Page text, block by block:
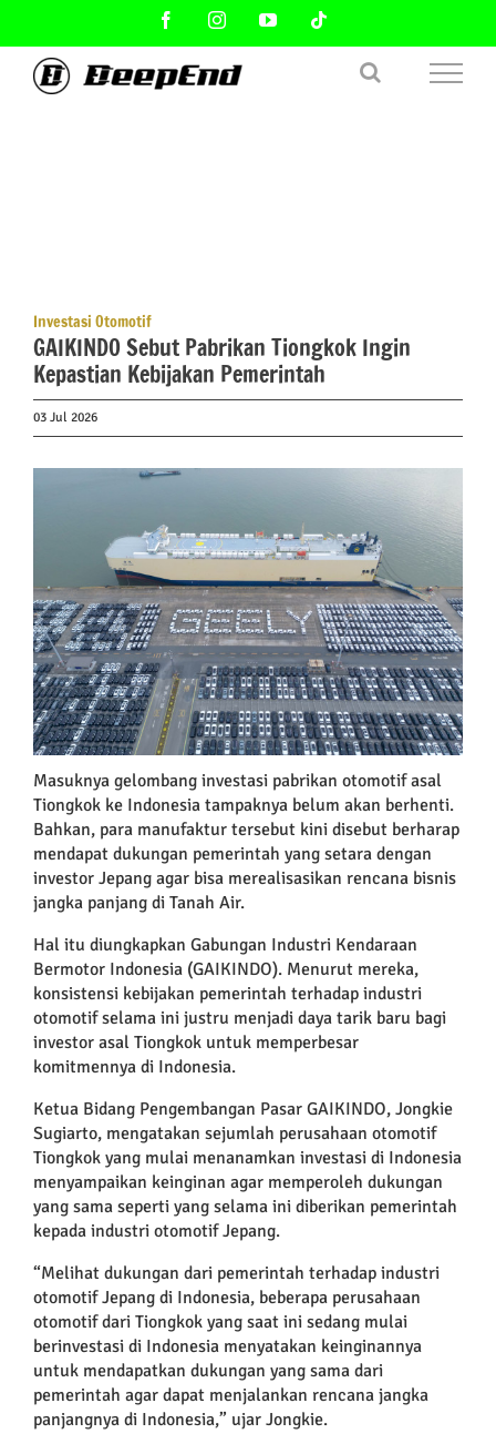
content
FacebookInstagramYouTube
Investasi Otomotif
GAIKINDO Sebut Pabrikan Tiongkok Ingin
Kepastian Kebijakan Pemerintah
03 Jul 2026
Masuknya gelombang investasi pabrikan otomotif asal
Tiongkok ke Indonesia tampaknya belum akan berhenti.
Bahkan, para manufaktur tersebut kini disebut berharap
mendapat dukungan pemerintah yang setara dengan
investor Jepang agar bisa merealisasikan rencana bisnis
jangka panjang di Tanah Air.
Hal itu diungkapkan Gabungan Industri Kendaraan
Bermotor Indonesia (GAIKINDO). Menurut mereka,
konsistensi kebijakan pemerintah terhadap industri
otomotif selama ini justru menjadi daya tarik baru bagi
investor asal Tiongkok untuk memperbesar
komitmennya di Indonesia.
Ketua Bidang Pengembangan Pasar GAIKINDO, Jongkie
Sugiarto, mengatakan sejumlah perusahaan otomotif
Tiongkok yang mulai menanamkan investasi di Indonesia
menyampaikan keinginan agar memperoleh dukungan
yang sama seperti yang selama ini diberikan pemerintah
kepada industri otomotif Jepang.
“Melihat dukungan dari pemerintah terhadap industri
otomotif Jepang di Indonesia, beberapa perusahaan
otomotif dari Tiongkok yang saat ini sedang mulai
berinvestasi di Indonesia menyatakan keinginannya
untuk mendapatkan dukungan yang sama dari
pemerintah agar dapat menjalankan rencana jangka
panjangnya di Indonesia,” ujar Jongkie.